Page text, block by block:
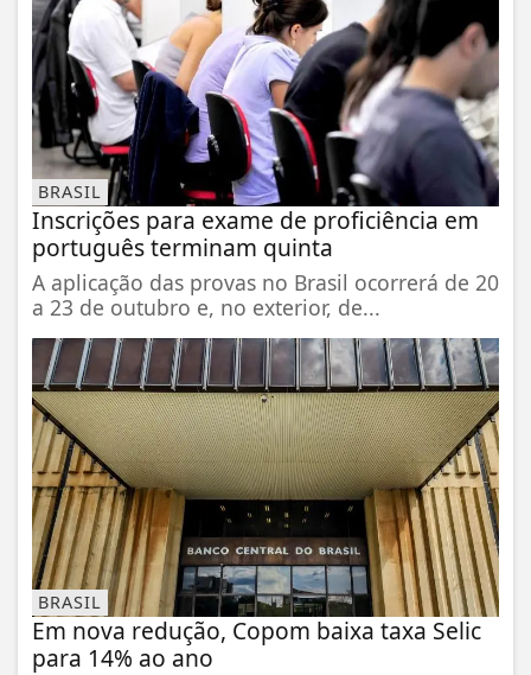
BRASIL
Inscrições para exame de proficiência em
português terminam quinta
A aplicação das provas no Brasil ocorrerá de 20
a 23 de outubro e, no exterior, de...
BRASIL
Em nova redução, Copom baixa taxa Selic
para 14% ao ano